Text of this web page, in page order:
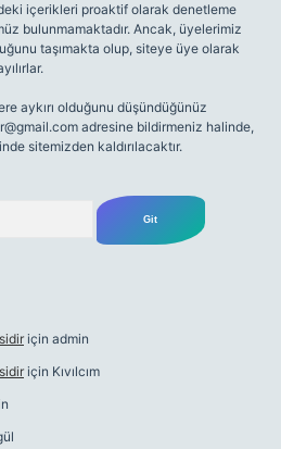
içerikleri proaktif olarak denetleme
bulunmamaktadır. Ancak, üyelerimiz
taşımakta olup, siteye üye olarak
aykırı olduğunu düşündüğünüz
adresine bildirmeniz halinde,
sitemizden kaldırılacaktır.
için admin
için Kıvılcım